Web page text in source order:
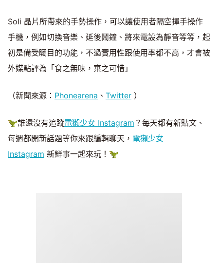
Soli 晶片所帶來的手勢操作，可以讓使用者隔空揮手操作
手機，例如切換音樂、延後鬧鐘、將來電設為靜音等等，起
初是備受矚目的功能，不過實用性跟使用率都不高，才會被
外媒點評為「食之無味，棄之可惜」
（新聞來源： Phonearena 、 Twitter ）
🦖誰還沒有追蹤電獺少女 Instagram ？每天都有新貼文、
每週都開新話題等你來跟編輯聊天， 電獺少女
Instagram 新鮮事一起來玩！🦖